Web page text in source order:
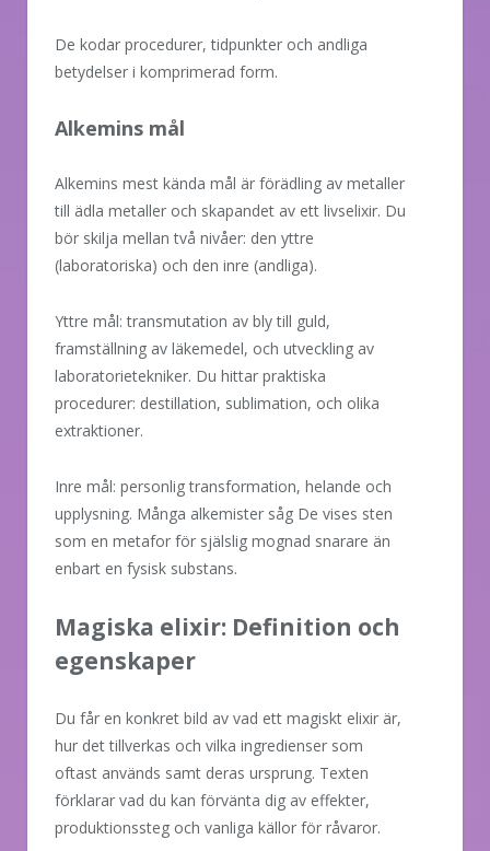
De kodar procedurer, tidpunkter och andliga
betydelser i komprimerad form.
Alkemins mål
Alkemins mest kända mål är förädling av metaller
till ädla metaller och skapandet av ett livselixir. Du
bör skilja mellan två nivåer: den yttre
(laboratoriska) och den inre (andliga).
Yttre mål: transmutation av bly till guld,
framställning av läkemedel, och utveckling av
laboratorietekniker. Du hittar praktiska
procedurer: destillation, sublimation, och olika
extraktioner.
Inre mål: personlig transformation, helande och
upplysning. Många alkemister såg De vises sten
som en metafor för själslig mognad snarare än
enbart en fysisk substans.
Magiska elixir: Definition och
egenskaper
Du får en konkret bild av vad ett magiskt elixir är,
hur det tillverkas och vilka ingredienser som
oftast används samt deras ursprung. Texten
förklarar vad du kan förvänta dig av effekter,
produktionssteg och vanliga källor för råvaror.